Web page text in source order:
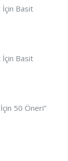
İçin Basit
İçin Basit
50 Öneri”